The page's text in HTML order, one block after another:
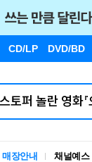
CD/LP DVD/BD
매장안내 채널예스